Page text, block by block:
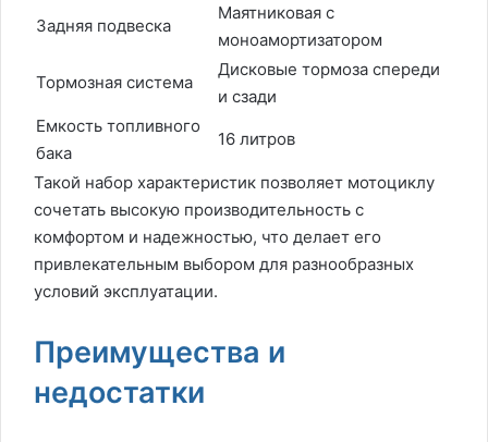
Задняя подвеска
Маятниковая с
моноамортизатором
Тормозная система
Дисковые тормоза спереди
и сзади
Емкость топливного
бака
16 литров
Такой набор характеристик позволяет мотоциклу
сочетать высокую производительность с
комфортом и надежностью, что делает его
привлекательным выбором для разнообразных
условий эксплуатации.
Преимущества и
недостатки